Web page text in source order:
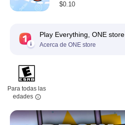
$0.10
Play Everything, ONE store
Acerca de ONE store
Para todas las
edades